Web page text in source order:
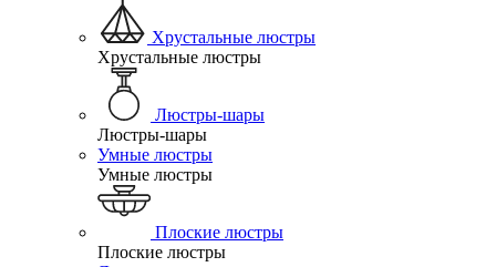
Хрустальные люстры
Хрустальные люстры
Люстры-шары
Люстры-шары
Умные люстры
Умные люстры
Плоские люстры
Плоские люстры